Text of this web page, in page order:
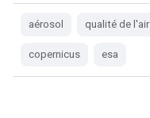
aérosol qualité de l'air
copernicus esa